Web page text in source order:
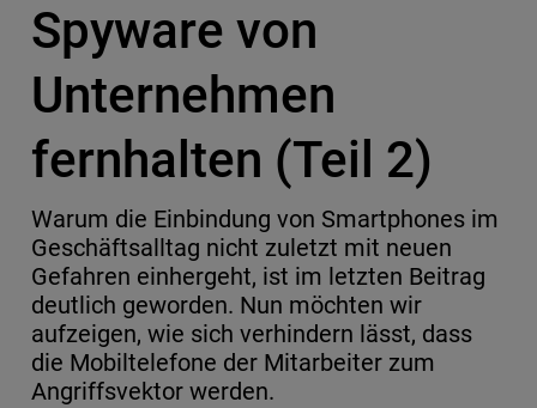
Spyware von
Unternehmen
fernhalten (Teil 2)
Warum die Einbindung von Smartphones im
Geschäftsalltag nicht zuletzt mit neuen
Gefahren einhergeht, ist im letzten Beitrag
deutlich geworden. Nun möchten wir
aufzeigen, wie sich verhindern lässt, dass
die Mobiltelefone der Mitarbeiter zum
Angriffsvektor werden.